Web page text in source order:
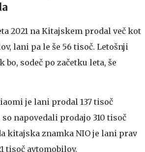
2021 na Kitajskem prodal več kot
lani pa le še 56 tisoč. Letošnji
sodeč po začetku leta, še
je lani prodal 137 tisoč
napovedali prodajo 310 tisoč
kitajska znamka NIO je lani prav
tisoč avtomobilov.